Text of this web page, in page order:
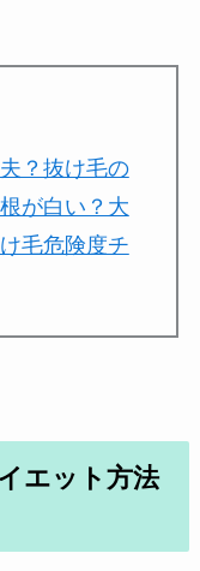
？抜け毛の
が白い？大
毛危険度チ
エット方法